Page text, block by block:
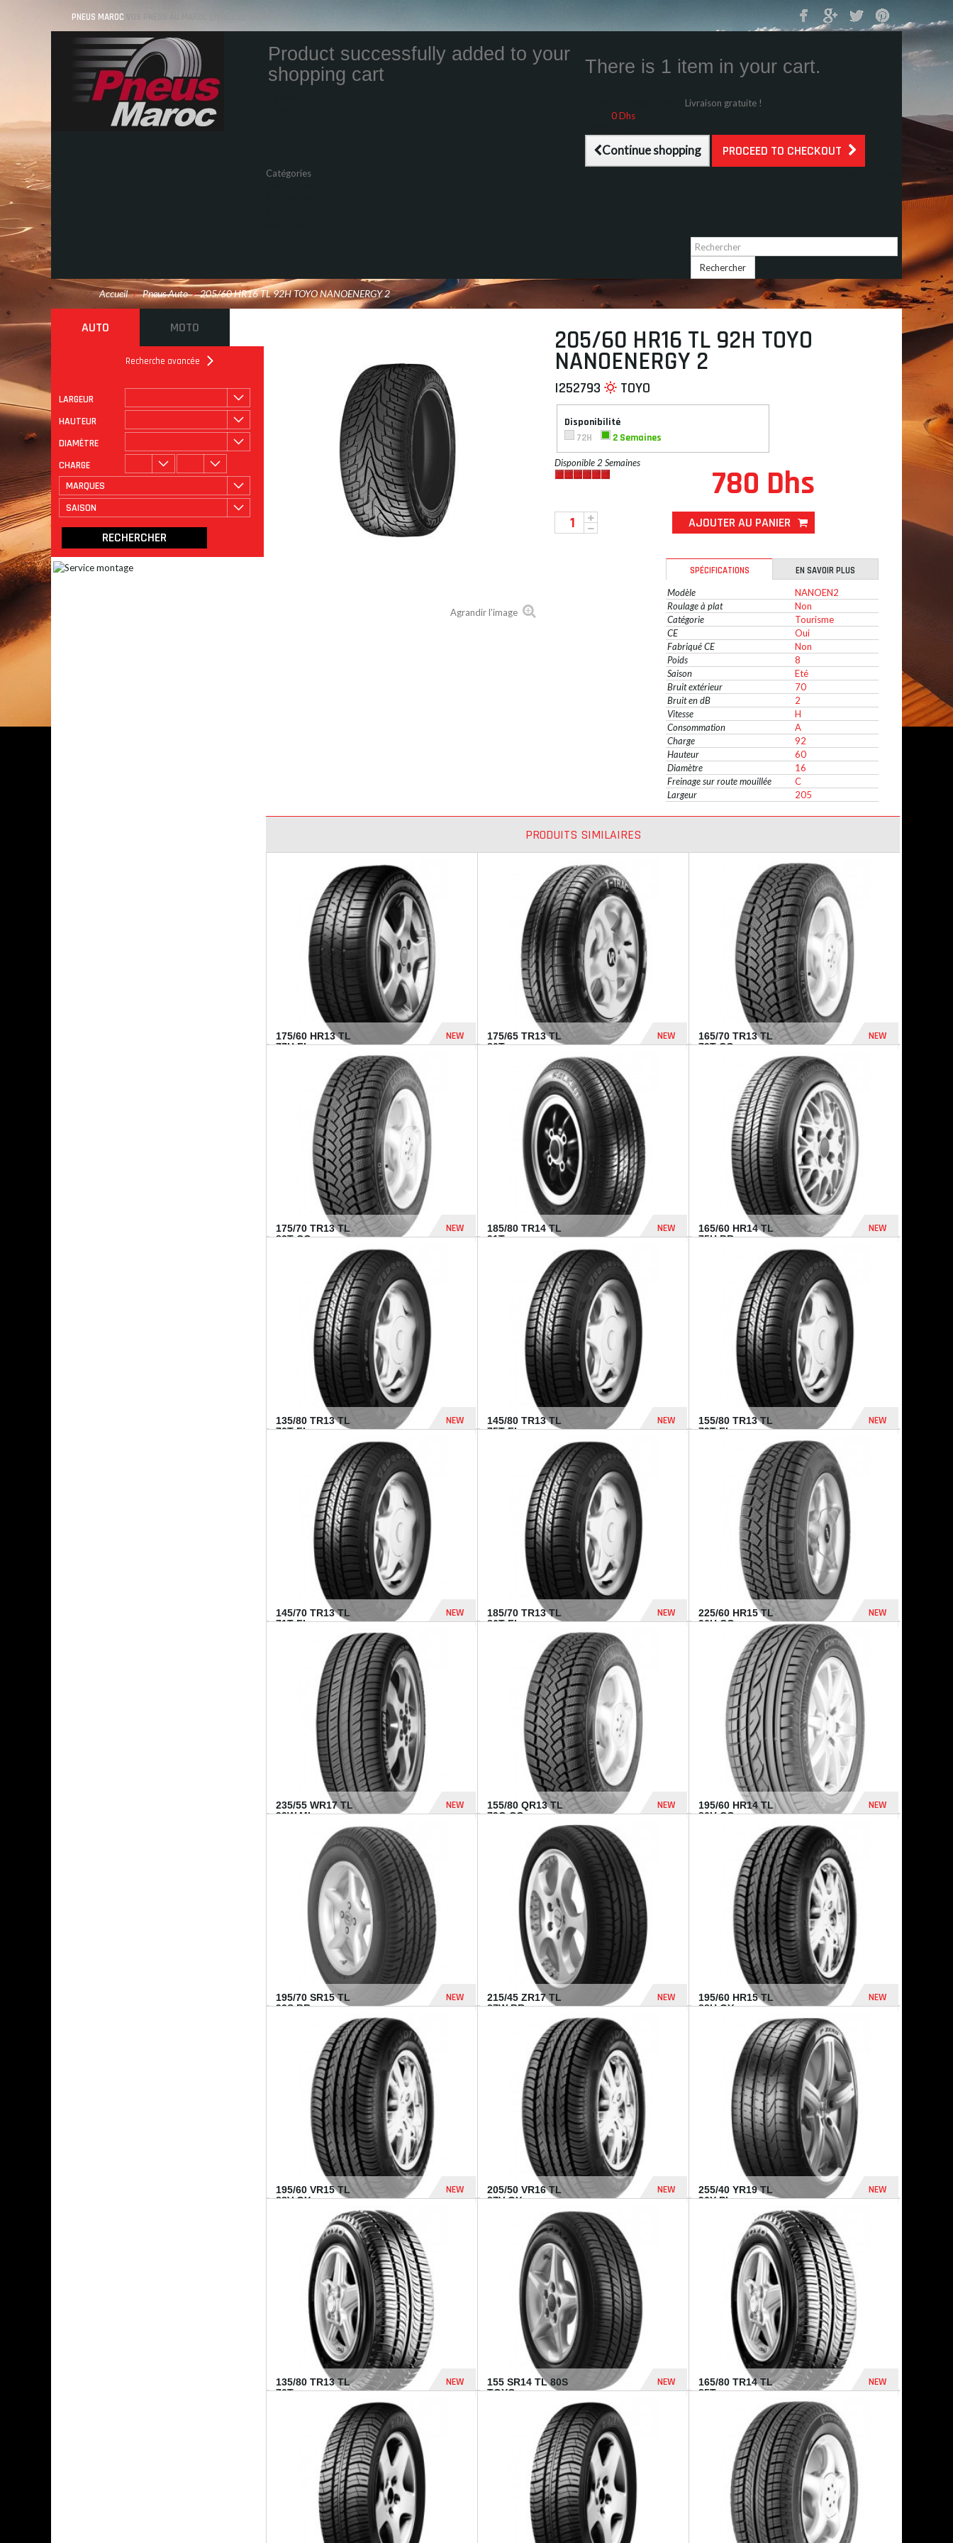
PNEUS MAROC VOS PNEUS AU MAROC LIVRÉS ET MONTÉS
Product successfully added to your
shopping cart
There is 1 item in your cart.
Livraison gratuite !
0 Dhs
Continue shopping PROCEED TO CHECKOUT
Catégories
Rechercher
Accueil / Pneus Auto > 205/60 HR16 TL 92H TOYO NANOENERGY 2
AUTO MOTO
Recherche avancée
LARGEUR
HAUTEUR
DIAMÈTRE
CHARGE
MARQUES
SAISON
ROULAGE À PLAT
Agrandir l'image
205/60 HR16 TL 92H TOYO
NANOENERGY 2
I252793 TOYO
Disponibilité
72H
2 Semaines
Disponible 2 Semaines
780 Dhs
AJOUTER AU PANIER
SPÉCIFICATIONS
EN SAVOIR PLUS
Modèle
NANOEN2
Roulage à plat
Non
Catégorie
Tourisme
CE
Oui
Fabriqué CE
Non
Poids
8
Saison
Eté
Bruit extérieur
70
Bruit en dB
2
Vitesse
H
Consommation
A
Charge
92
Hauteur
60
Diamètre
16
Freinage sur route mouillée
C
Largeur
205
PRODUITS SIMILAIRES
175/60 HR13 TL
77H FI...
NEW
394 Dhs
175/65 TR13 TL
80T...
NEW
165/70 TR13 TL
79T CO...
NEW
364 Dhs
175/70 TR13 TL
82T CO...
NEW
185/80 TR14 TL
91T...
NEW
448 Dhs
165/60 HR14 TL
75H BR...
NEW
135/80 TR13 TL
70T FI...
NEW
145/80 TR13 TL
75T FI...
NEW
155/80 TR13 TL
79T FI...
NEW
145/70 TR13 TL
71T FI...
NEW
185/70 TR13 TL
86T FI...
NEW
432 Dhs
225/60 HR15 TL
96H CO...
NEW
1 040 Dhs
235/55 WR17 TL
99W MI...
NEW
1 182 Dhs
155/80 QR13 TL
79Q CO...
NEW
195/60 HR14 TL
86H CO...
NEW
790 Dhs
195/70 SR15 TL
92S BR...
NEW
837 Dhs
215/45 ZR17 TL
87W BR...
NEW
955 Dhs
195/60 HR15 TL
88H GY...
NEW
195/60 VR15 TL
88V GY...
NEW
205/50 VR16 TL
87V GY...
NEW
255/40 YR19 TL
96Y PI...
NEW
1 771 Dhs
135/80 TR13 TL
70T...
NEW
155 SR14 TL 80S
TOYO...
NEW
165/80 TR14 TL
85T...
NEW
458 Dhs